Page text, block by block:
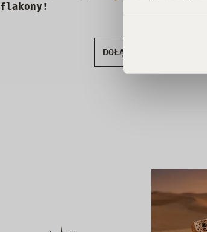
flakony!
DOŁĄCZ DO KLUBU!